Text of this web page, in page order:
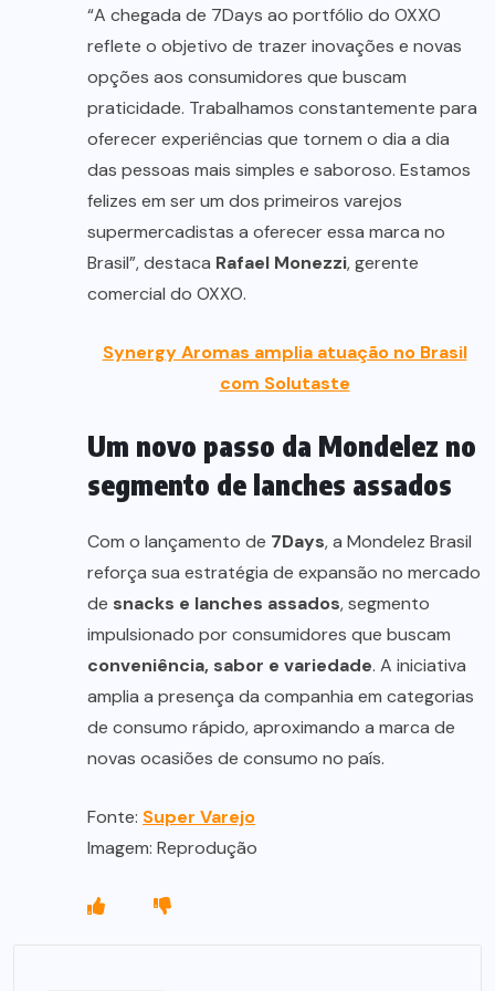
“A chegada de 7Days ao portfólio do OXXO
reflete o objetivo de trazer inovações e novas
opções aos consumidores que buscam
praticidade. Trabalhamos constantemente para
oferecer experiências que tornem o dia a dia
das pessoas mais simples e saboroso. Estamos
felizes em ser um dos primeiros varejos
supermercadistas a oferecer essa marca no
Brasil”, destaca Rafael Monezzi, gerente
comercial do OXXO.
Synergy Aromas amplia atuação no Brasil
com Solutaste
Um novo passo da Mondelez no
segmento de lanches assados
Com o lançamento de 7Days, a Mondelez Brasil
reforça sua estratégia de expansão no mercado
de snacks e lanches assados, segmento
impulsionado por consumidores que buscam
conveniência, sabor e variedade. A iniciativa
amplia a presença da companhia em categorias
de consumo rápido, aproximando a marca de
novas ocasiões de consumo no país.
Fonte: Super Varejo
Imagem: Reprodução